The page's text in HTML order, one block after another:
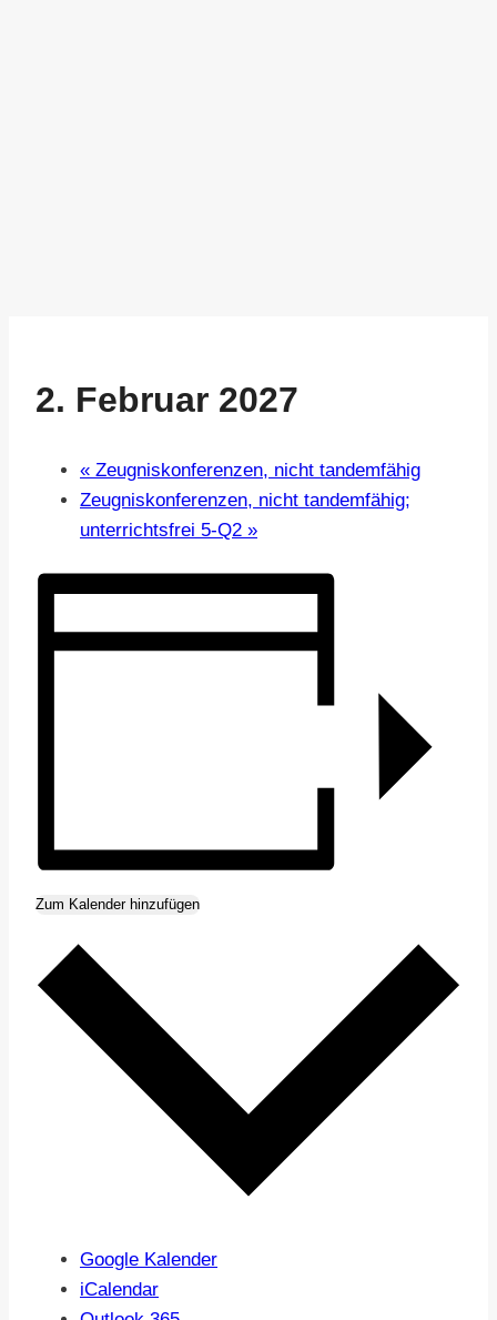
2. Februar 2027
« Zeugniskonferenzen, nicht tandemfähig
Zeugniskonferenzen, nicht tandemfähig;
unterrichtsfrei 5-Q2 »
Zum Kalender hinzufügen
Google Kalender
iCalendar